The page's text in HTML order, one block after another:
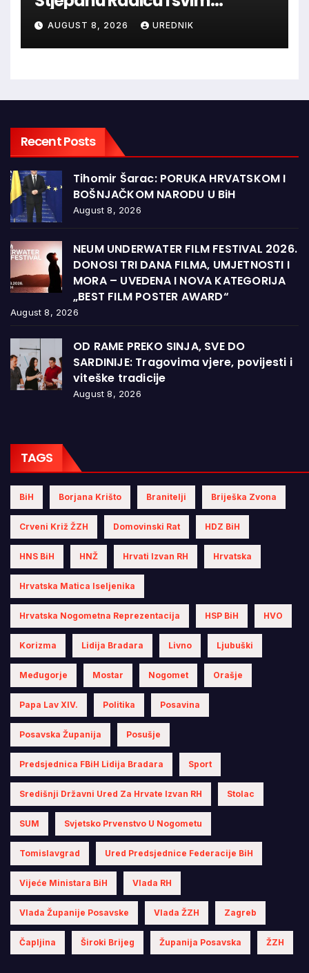
hrvatskim velikanima, a
vječna zahvalnost hrvatskim
braniteljima
AUGUST 8, 2026 UREDNIK
Recent Posts
Tihomir Šarac: PORUKA HRVATSKOM I
BOŠNJAČKOM NARODU U BiH
August 8, 2026
NEUM UNDERWATER FILM FESTIVAL 2026.
DONOSI TRI DANA FILMA, UMJETNOSTI I
MORA – UVEDENA I NOVA KATEGORIJA
„BEST FILM POSTER AWARD“
August 8, 2026
OD RAME PREKO SINJA, SVE DO
SARDINIJE: Tragovima vjere, povijesti i
viteške tradicije
August 8, 2026
TAGS
BiH Borjana Krišto Branitelji Briješka Zvona
Crveni Križ ŽZH Domovinski Rat HDZ BiH
HNS BiH HNŽ Hrvati Izvan RH Hrvatska
Hrvatska Matica Iseljenika
Hrvatska Nogometna Reprezentacija HSP BiH HVO
Korizma Lidija Bradara Livno Ljubuški
Međugorje Mostar Nogomet Orašje
Papa Lav XIV. Politika Posavina
Posavska Županija Posušje
Predsjednica FBiH Lidija Bradara Sport
Središnji Državni Ured Za Hrvate Izvan RH Stolac
SUM Svjetsko Prvenstvo U Nogometu
Tomislavgrad Ured Predsjednice Federacije BiH
Vijeće Ministara BiH Vlada RH
Vlada Županije Posavske Vlada ŽZH Zagreb
Čapljina Široki Brijeg Županija Posavska ŽZH